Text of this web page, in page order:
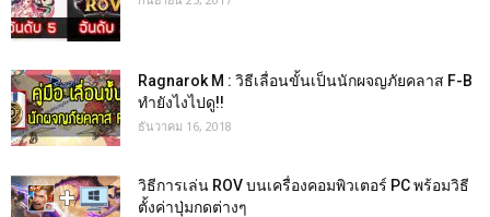
Ragnarok M : วิธีเลื่อนขั้นเป็นนักผจญภัยคลาส F-B
ทำยังไงไปดู!!
ธันวาคม 16, 2018
วิธีการเล่น ROV บนเครื่องคอมพิวเตอร์ PC พร้อมวิธี
ตั้งค่าปุ่มกดต่างๆ